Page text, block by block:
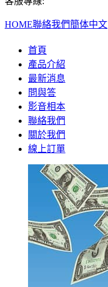
HOME聯絡我們簡体中文
首頁
產品介紹
最新消息
問與答
影音相本
聯絡我們
關於我們
線上訂單